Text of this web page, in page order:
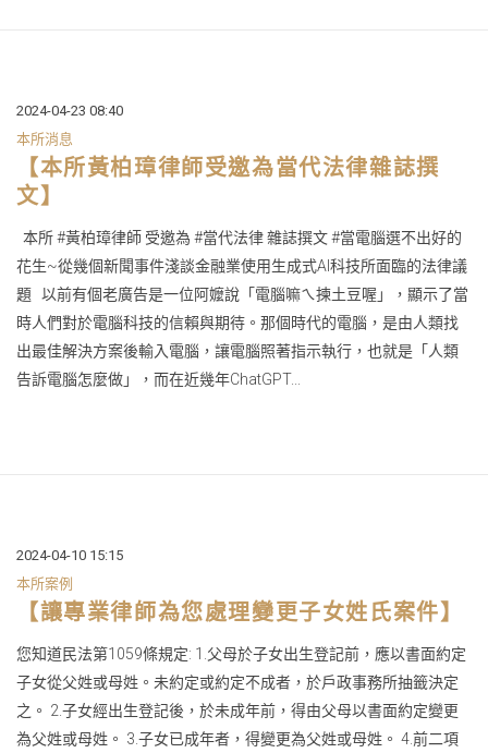
2024-04-23 08:40
本所消息
【本所黃柏璋律師受邀為當代法律雜誌撰
文】
本所 #黃柏璋律師 受邀為 #當代法律 雜誌撰文 #當電腦選不出好的
花生~從幾個新聞事件淺談金融業使用生成式AI科技所面臨的法律議
題 以前有個老廣告是一位阿嬤說「電腦嘛ㄟ揀土豆喔」，顯示了當
時人們對於電腦科技的信賴與期待。那個時代的電腦，是由人類找
出最佳解決方案後輸入電腦，讓電腦照著指示執行，也就是「人類
告訴電腦怎麼做」，而在近幾年ChatGPT...
2024-04-10 15:15
本所案例
【讓專業律師為您處理變更子女姓氏案件】
您知道民法第1059條規定: 1.父母於子女出生登記前，應以書面約定
子女從父姓或母姓。未約定或約定不成者，於戶政事務所抽籤決定
之。 2.子女經出生登記後，於未成年前，得由父母以書面約定變更
為父姓或母姓。 3.子女已成年者，得變更為父姓或母姓。 4.前二項